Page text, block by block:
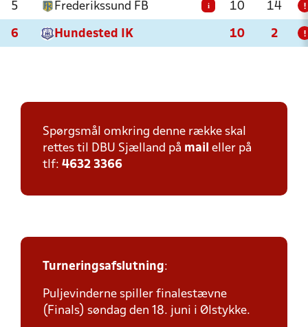
5 Frederikssund FB i 10 14 !
6 Hundested IK 10 2 !
Spørgsmål omkring denne række skal
rettes til DBU Sjælland på mail eller på
tlf: 4632 3366
Turneringsafslutning:
Puljevinderne spiller finalestævne
(Finals) søndag den 18. juni i Ølstykke.